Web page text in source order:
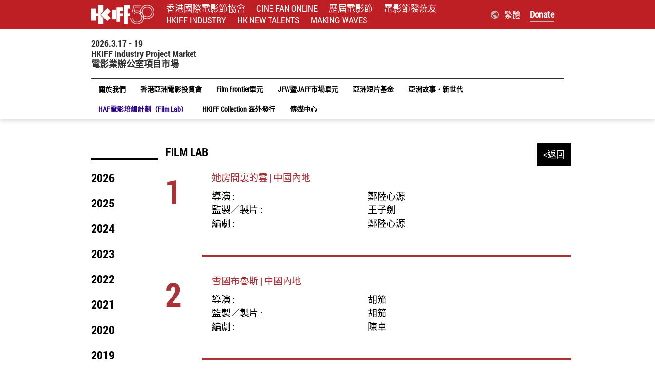
香港國際電影節協會 CINE FAN ONLINE 歷屆電影節
電影節發燒友
HKIFF INDUSTRY
HK NEW TALENTS MAKING WAVES 繁體 Donate
2026.3.17 - 19
HKIFF Industry Project Market
電影業辦公室項目市場
關於我們 香港亞洲電影投資會 Film Frontier單元 JFW暨JAFF市場單元 亞洲短片基金 亞洲故事‧新世代
HAF電影培訓計劃（Film Lab） HKIFF Collection 海外發行 傳媒中心
2026
2025
2024
2023
2022
2021
2020
2019
FILM LAB <返回
1
她房間裏的雲 | 中國內地
導演 :
鄭陸心源
監製／製片 :
王子劍
編劇 :
鄭陸心源
2
雪國布魯斯 | 中國內地
導演 :
胡笳
監製／製片 :
胡笳
編劇 :
陳卓